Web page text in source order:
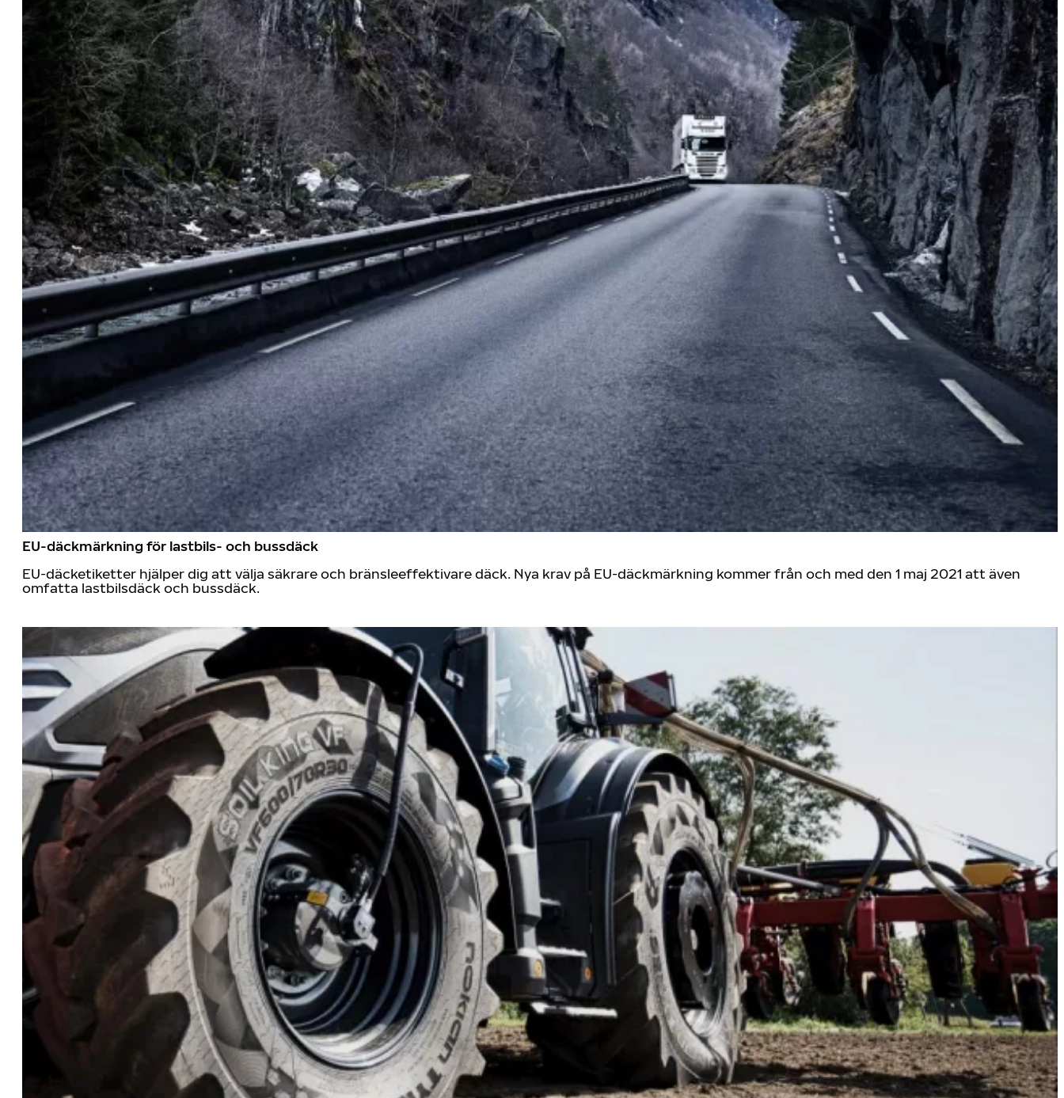
EU-däckmärkning för lastbils- och bussdäck
EU-däcketiketter hjälper dig att välja säkrare och bränsleeffektivare däck. Nya krav på EU-däckmärkning kommer från och med den 1 maj 2021 att även
omfatta lastbilsdäck och bussdäck.